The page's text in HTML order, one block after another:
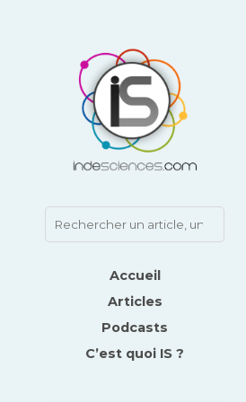
Accueil
Articles
Podcasts
C’est quoi IS ?